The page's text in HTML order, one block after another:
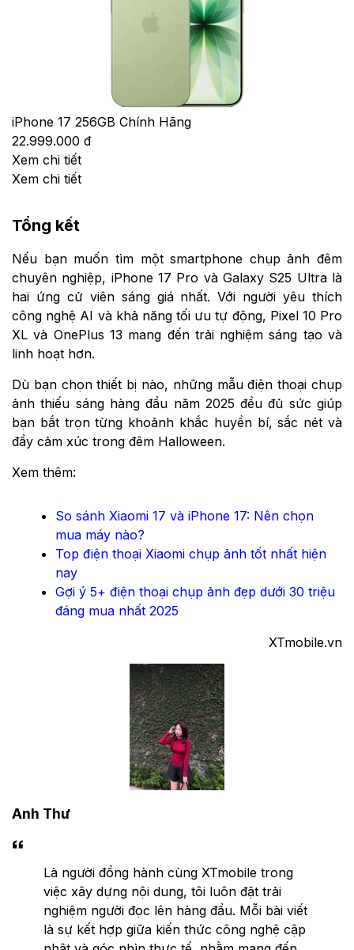
iPhone 17 256GB Chính Hãng
22.999.000 đ
Xem chi tiết
Xem chi tiết
Tổng kết
Nếu bạn muốn tìm một smartphone chụp ảnh đêm
chuyên nghiệp, iPhone 17 Pro và Galaxy S25 Ultra là
hai ứng cử viên sáng giá nhất. Với người yêu thích
công nghệ AI và khả năng tối ưu tự động, Pixel 10 Pro
XL và OnePlus 13 mang đến trải nghiệm sáng tạo và
linh hoạt hơn.
Dù bạn chọn thiết bị nào, những mẫu điện thoại chụp
ảnh thiếu sáng hàng đầu năm 2025 đều đủ sức giúp
bạn bắt trọn từng khoảnh khắc huyền bí, sắc nét và
đầy cảm xúc trong đêm Halloween.
Xem thêm:
So sánh Xiaomi 17 và iPhone 17: Nên chọn
mua máy nào?
Top điện thoại Xiaomi chụp ảnh tốt nhất hiện
nay
Gợi ý 5+ điện thoại chụp ảnh đẹp dưới 30 triệu
đáng mua nhất 2025
XTmobile.vn
Anh Thư
Là người đồng hành cùng XTmobile trong
việc xây dựng nội dung, tôi luôn đặt trải
nghiệm người đọc lên hàng đầu. Mỗi bài viết
là sự kết hợp giữa kiến thức công nghệ cập